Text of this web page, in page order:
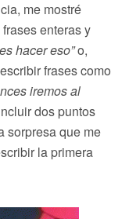
me mostré
enteras y
hacer eso”o,
frases como
iremos al
dos puntos
sorpresa que me
la primera